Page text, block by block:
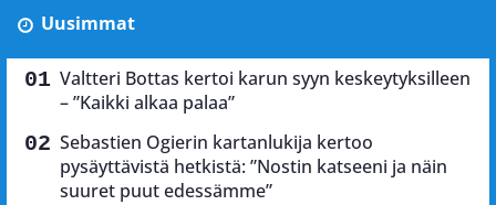
Uusimmat
Valtteri Bottas kertoi karun syyn keskeytyksilleen
– ”Kaikki alkaa palaa”
Sebastien Ogierin kartanlukija kertoo
pysäyttävistä hetkistä: ”Nostin katseeni ja näin
suuret puut edessämme”